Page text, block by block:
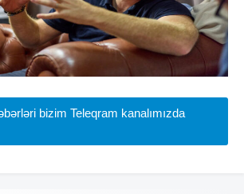
bizim Teleqram kanalımızda